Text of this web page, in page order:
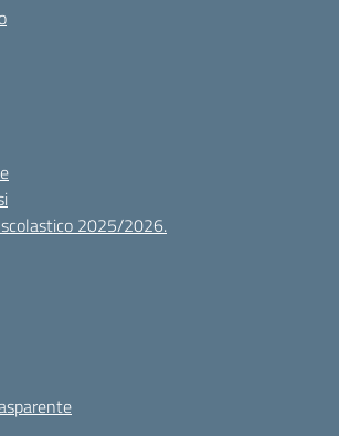
scolastico 2025/2026.